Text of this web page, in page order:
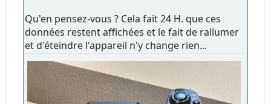
Qu'en pensez-vous ? Cela fait 24 H. que ces
données restent affichées et le fait de rallumer
et d'éteindre l'appareil n'y change rien...